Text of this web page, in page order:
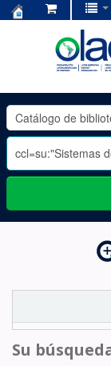
OLADE
-
Su